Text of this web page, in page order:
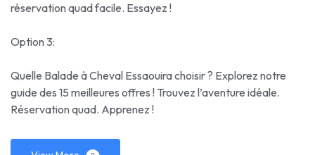
réservation quad facile. Essayez !
Option 3:
Quelle Balade à Cheval Essaouira choisir ? Explorez notre
guide des 15 meilleures offres ! Trouvez l’aventure idéale.
Réservation quad. Apprenez !